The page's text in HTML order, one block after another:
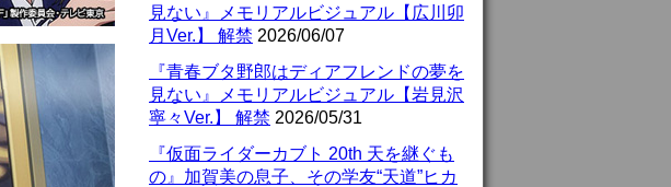
見ない』メモリアルビジュアル【広川卯
月Ver.】 解禁 2026/06/07
『青春ブタ野郎はディアフレンドの夢を
見ない』メモリアルビジュアル【岩見沢
寧々Ver.】 解禁 2026/05/31
『仮面ライダーカブト 20th 天を継ぐも
の』加賀美の息子、その学友“天道”ヒカ